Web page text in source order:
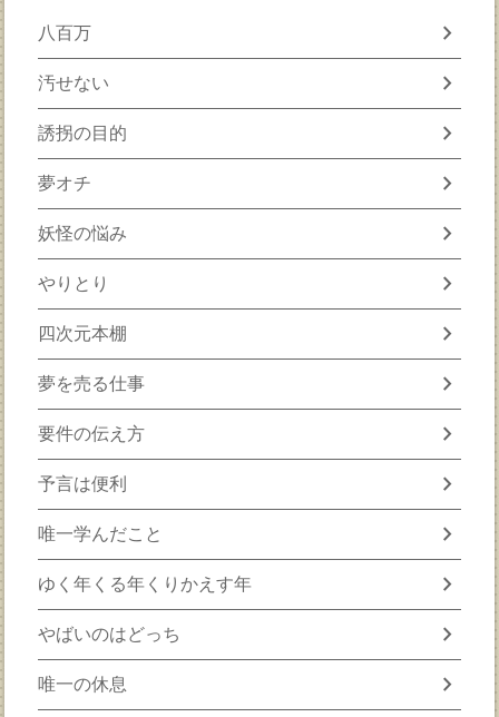
八百万 chevron_right
汚せない chevron_right
誘拐の目的 chevron_right
夢オチ chevron_right
妖怪の悩み chevron_right
やりとり chevron_right
四次元本棚 chevron_right
夢を売る仕事 chevron_right
要件の伝え方 chevron_right
予言は便利 chevron_right
唯一学んだこと chevron_right
ゆく年くる年くりかえす年 chevron_right
やばいのはどっち chevron_right
唯一の休息 chevron_right